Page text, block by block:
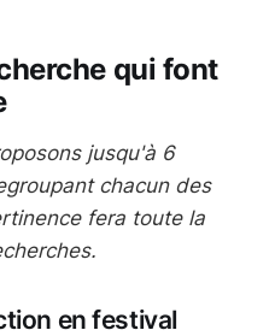
qui font
jusqu'à 6
chacun des
fera toute la
en festival